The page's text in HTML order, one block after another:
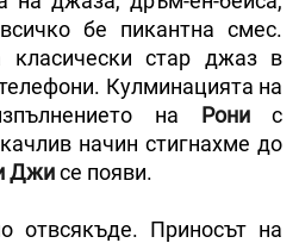
бе пикантна смес.
класически стар джаз в
Кулминацията на
на Ронис
начин стигнахме до
Джисе появи.
отвсякъде. Приносът на